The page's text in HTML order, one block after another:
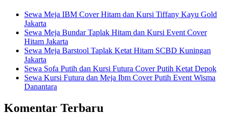
Sewa Meja IBM Cover Hitam dan Kursi Tiffany Kayu Gold
Jakarta
Sewa Meja Bundar Taplak Hitam dan Kursi Event Cover
Hitam Jakarta
Sewa Meja Barstool Taplak Ketat Hitam SCBD Kuningan
Jakarta
Sewa Sofa Putih dan Kursi Futura Cover Putih Ketat Depok
Sewa Kursi Futura dan Meja Ibm Cover Putih Event Wisma
Danantara
Komentar Terbaru